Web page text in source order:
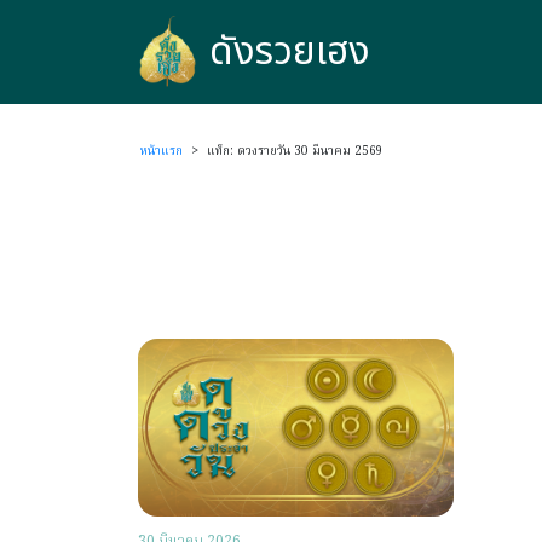
ดังรวยเฮง
หน้าแรก > แท็ก: ดวงรายวัน 30 มีนาคม 2569